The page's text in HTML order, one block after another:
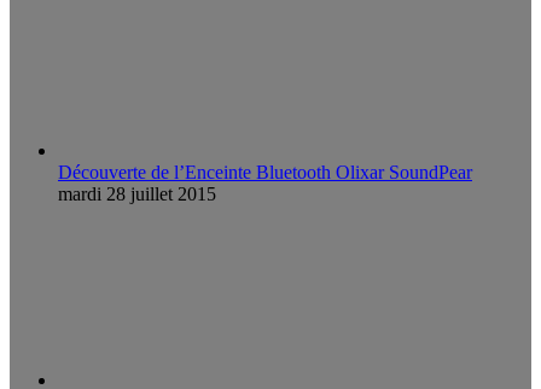
Découverte de l’Enceinte Bluetooth Olixar SoundPear
mardi 28 juillet 2015